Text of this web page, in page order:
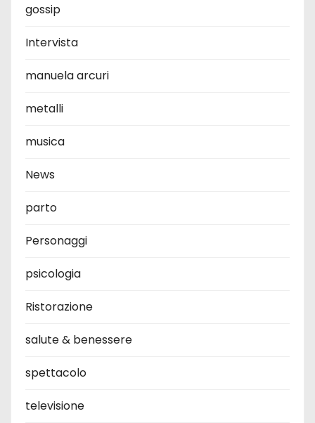
gossip
Intervista
manuela arcuri
metalli
musica
News
parto
Personaggi
psicologia
Ristorazione
salute & benessere
spettacolo
televisione